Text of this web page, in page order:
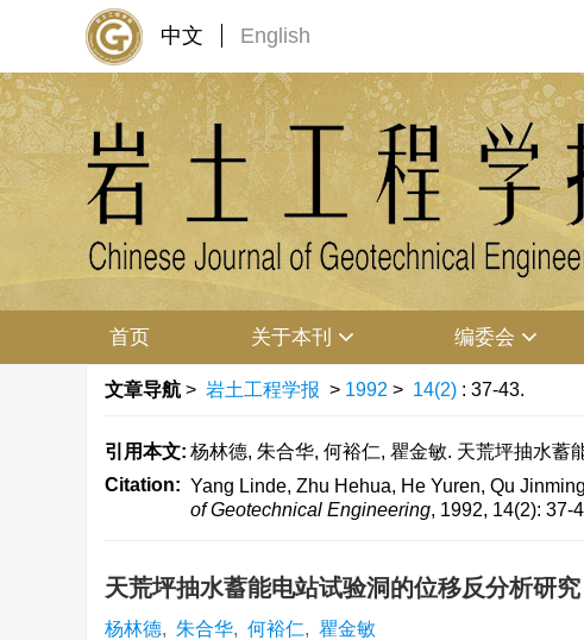
中文 English
首页 关于本刊 编委会
文章导航 > 岩土工程学报 > 1992 > 14(2) : 37-43.
引用本文: 杨林德, 朱合华, 何裕仁, 瞿金敏. 天荒坪抽水蓄
Citation: Yang Linde, Zhu Hehua, He Yuren, Qu
of Geotechnical Engineering, 1992, 14(2): 37-
天荒坪抽水蓄能电站试验洞的位移反分析研究
杨林德, 朱合华, 何裕仁, 瞿金敏